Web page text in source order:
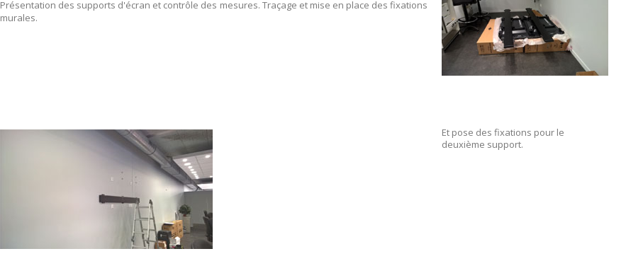
Présentation des supports d'écran et contrôle des mesures. Traçage et mise en place des fixations
murales.
Et pose des fixations pour le
deuxième support.